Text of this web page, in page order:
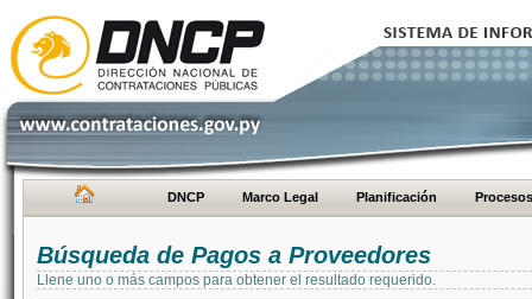
DNCP Marco Legal Planificación Procesos
Búsqueda de Pagos a Proveedores
Llene uno o más campos para obtener el resultado requerido.